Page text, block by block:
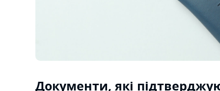
Документи, які